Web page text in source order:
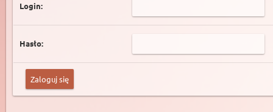
Login:
Hasło: